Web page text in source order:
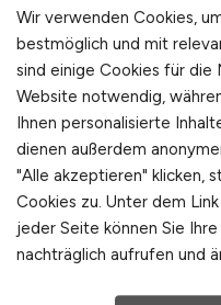
Für Arbeitgeber
Stellenanzeigen
Mediadaten &
Arbeitgeber Seite
Arbeitgeber Kontakt
Karrierenetzwerk
Wir verwenden Cookies,
bestmöglich und mit
sind einige Cookies für die
Website notwendig,
Ihnen personalisierte
dienen außerdem
"Alle akzeptieren" klicken,
Cookies zu. Unter dem
jeder Seite können Sie
nachträglich aufrufen und